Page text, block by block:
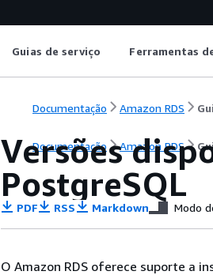
Guias de serviço Ferramentas
Documentação Amazon RDS
Documentação Amazon RDS
Versões
PostgreSQL
PDF RSS Markdown Modo
O Amazon RDS oferece suporte a